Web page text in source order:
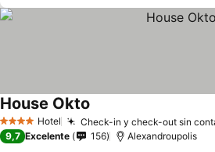
4 EstrellasHotel Check-in y check-out sin
House Okto
9,7 Excelente 156 Alexandroupolis